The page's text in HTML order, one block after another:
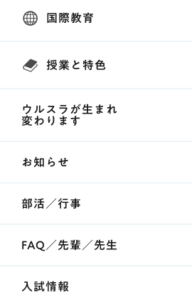
国際教育
授業と特色
ウルスラが生まれ
変わります
お知らせ
部活／行事
FAQ／先輩／先生
入試情報